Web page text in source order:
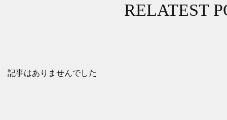
RELATEST
記事はありませんでした